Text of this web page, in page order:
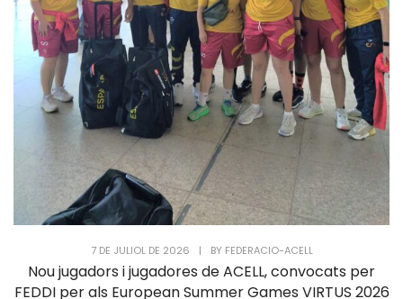
7 DE JULIOL DE 2026 | BY FEDERACIO-ACELL
Nou jugadors i jugadores de ACELL, convocats per
FEDDI per als European Summer Games VIRTUS 2026